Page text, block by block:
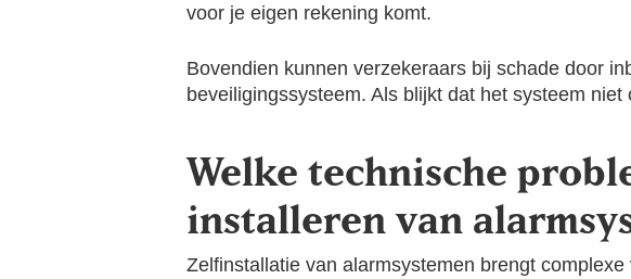
voor je eigen rekening komt.
Bovendien kunnen verzekeraars bij schade door
beveiligingssysteem. Als blijkt dat het systeem
Welke technische
installeren van
Zelfinstallatie van alarmsystemen brengt complexe